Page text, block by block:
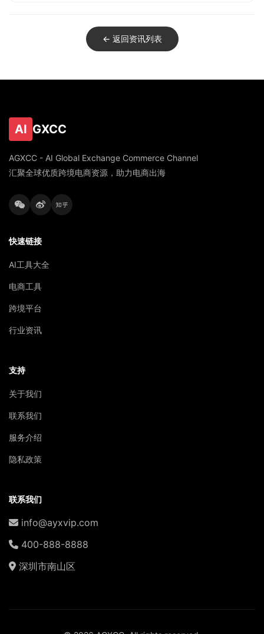
← 返回资讯列表
AI GXCC
AGXCC - AI Global Exchange Commerce Channel
汇聚全球优质跨境电商资源，助力电商出海
快速链接
AI工具大全
电商工具
跨境平台
行业资讯
支持
关于我们
联系我们
服务介绍
隐私政策
联系我们
info@ayxvip.com
400-888-8888
深圳市南山区